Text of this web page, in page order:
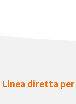
Linea diretta